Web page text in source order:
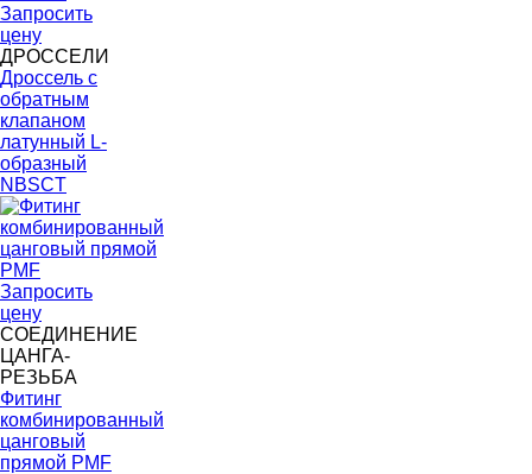
Запросить
цену
ДРОССЕЛИ
Дроссель с
обратным
клапаном
латунный L-
образный
NBSCT
Запросить
цену
СОЕДИНЕНИЕ
ЦАНГА-
РЕЗЬБА
Фитинг
комбинированный
цанговый
прямой PMF